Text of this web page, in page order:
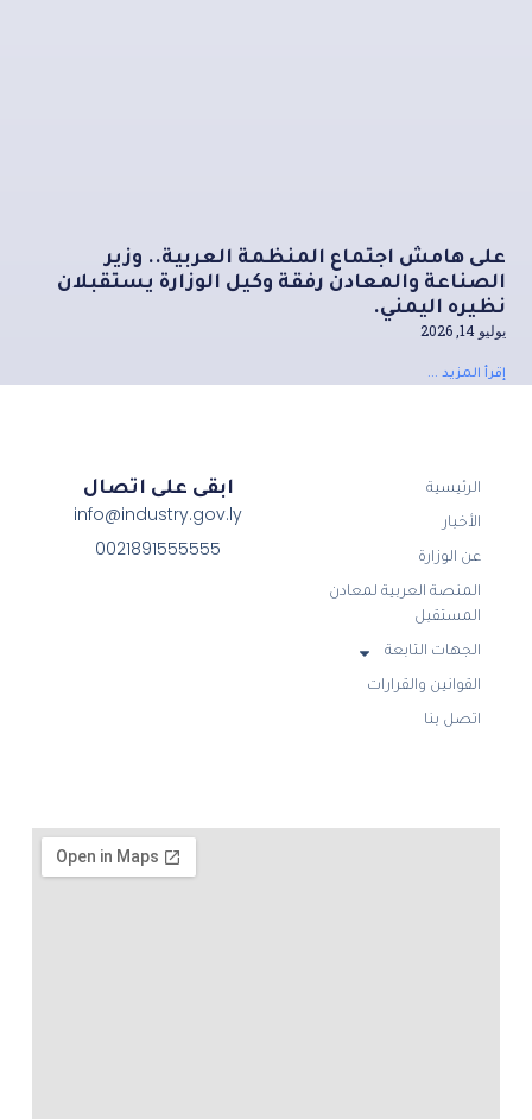
على هامش اجتماع المنظمة العربية.. وزير
الصناعة والمعادن رفقة وكيل الوزارة يستقبلان
نظيره اليمني.
يوليو 14, 2026
إقرأ المزيد ...
الرئيسية
الأخبار
عن الوزارة
المنصة العربية لمعادن
المستقبل
الجهات التابعة
القوانين والقرارات
اتصل بنا
ابقى على اتصال
info@industry.gov.ly
0021891555555